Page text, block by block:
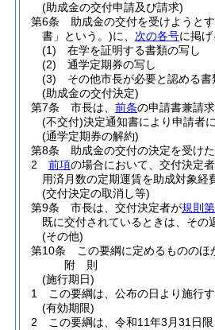
(助成金の交付申請及び請求)
第6条
助成金の交付を受けようと
書」という。)に、 次の各号に掲
(1)
在学を証明する書類の写し
(2)
通学定期券の写し
(3)
その他市長が必要と認める書
(助成金の交付決定)
第7条
市長は、 前条の申請書兼請
(不交付)決定通知書により申請者
(通学定期券の解約)
第8条
助成金の交付の決定を受け
2
前項の場合において、交付決定
用済月数の定期運賃を助成対象経
(交付決定の取消し等)
第9条
市長は、交付決定者が規則
既に交付されているときは、その
(その他)
第10条
この要綱に定めるもののほ
附 則
(施行期日)
1
この要綱は、公布の日より施行す
(有効期限)
2
この要綱は、令和11年3月31日限